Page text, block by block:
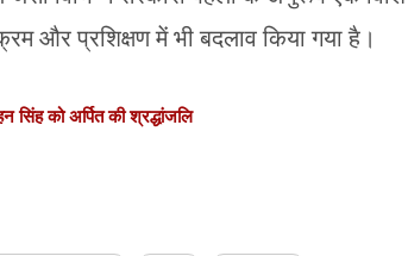
और प्रशिक्षण में भी बदलाव किया गया है।
सिंह को अर्पित की श्रद्धांजलि